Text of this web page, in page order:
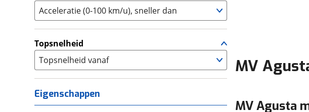
Acceleratie (0-100 km/u), sneller dan
Topsnelheid
Topsnelheid vanaf
Eigenschappen
MV
MV Agusta